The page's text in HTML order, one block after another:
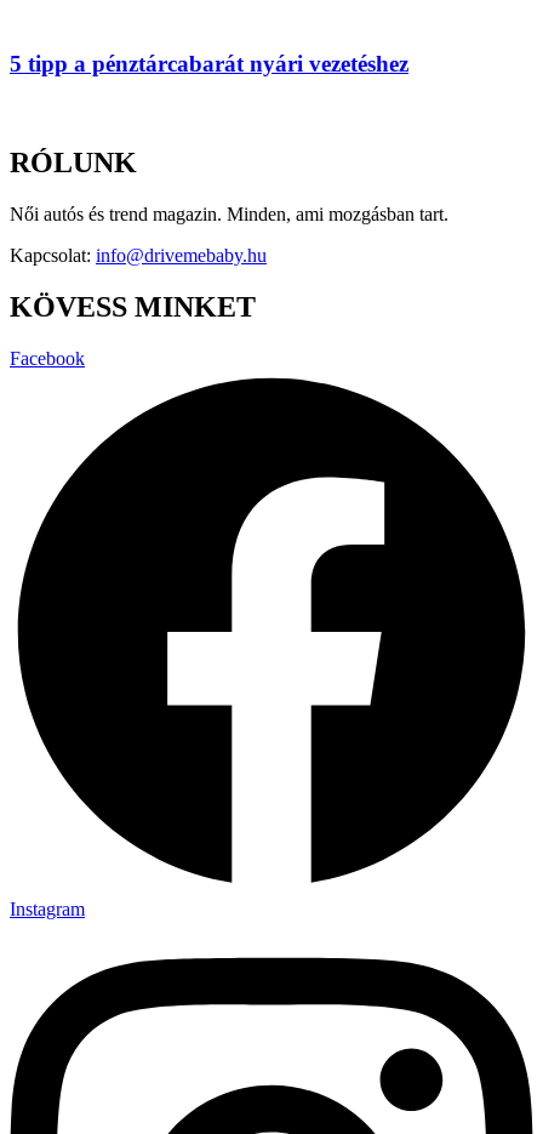
5 tipp a pénztárcabarát nyári vezetéshez
RÓLUNK
Női autós és trend magazin. Minden, ami mozgásban tart.
Kapcsolat: info@drivemebaby.hu
KÖVESS MINKET
Facebook
Instagram